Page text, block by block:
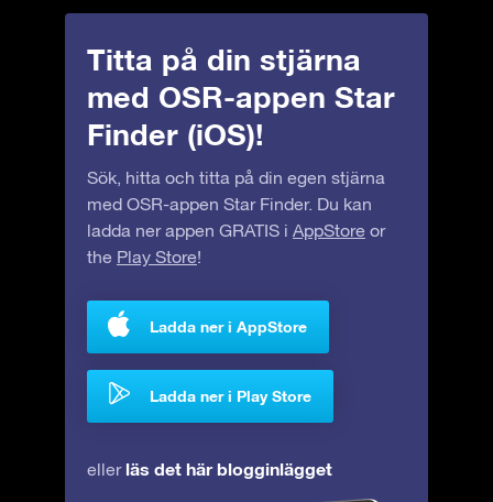
Titta på din stjärna
med OSR-appen Star
Finder (iOS)!
Sök, hitta och titta på din egen stjärna
med OSR-appen Star Finder. Du kan
ladda ner appen GRATIS i AppStore or
the Play Store!
Ladda ner i AppStore
Ladda ner i Play Store
eller läs det här blogginlägget